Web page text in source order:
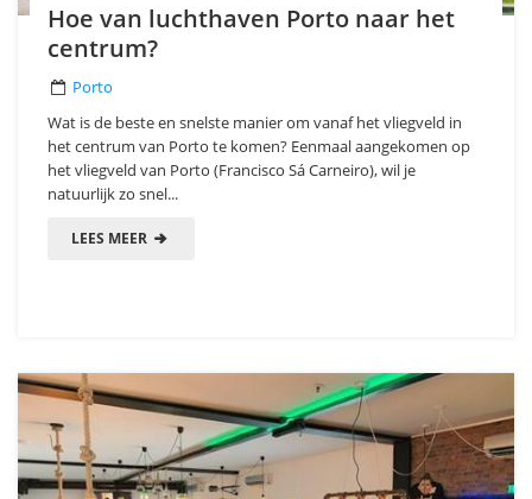
Hoe van luchthaven Porto naar het
centrum?
Porto
Wat is de beste en snelste manier om vanaf het vliegveld in
het centrum van Porto te komen? Eenmaal aangekomen op
het vliegveld van Porto (Francisco Sá Carneiro), wil je
natuurlijk zo snel...
LEES MEER